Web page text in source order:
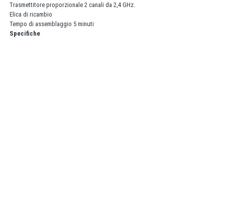
Trasmettitore proporzionale 2 canali da 2,4 GHz.
Elica di ricambio
Tempo di assemblaggio 5 minuti
Specifiche